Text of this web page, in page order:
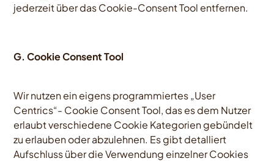
jederzeit über das Cookie-Consent Tool entfernen.
G. Cookie Consent Tool
Wir nutzen ein eigens programmiertes „User
Centrics“- Cookie Consent Tool, das es dem Nutzer
erlaubt verschiedene Cookie Kategorien gebündelt
zu erlauben oder abzulehnen. Es gibt detalliert
Aufschluss über die Verwendung einzelner Cookies